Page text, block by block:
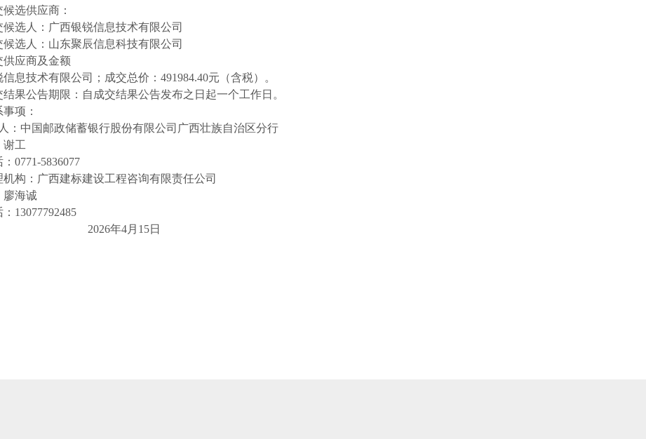
选供应商：
候选人：广西银锐信息技术有限公司
候选人：山东聚辰信息科技有限公司
供应商及金额
信息技术有限公司；成交总价：491984.40元（含税）。
结果公告期限：自成交结果公告发布之日起一个工作日。
项：
：中国邮政储蓄银行股份有限公司广西壮族自治区分行
谢工
0771-5836077
机构：广西建标建设工程咨询有限责任公司
廖海诚
13077792485
2026年4月 15日